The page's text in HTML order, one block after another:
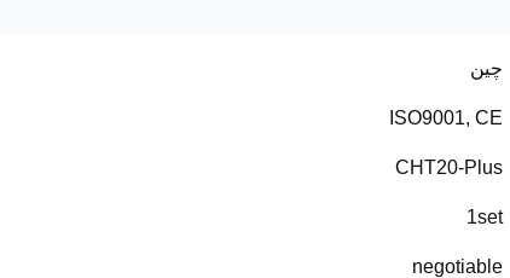
چین
ISO9001, CE
CHT20-Plus
1set
negotiable